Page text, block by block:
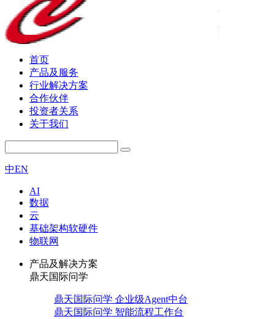
首页
产品及服务
行业解决方案
合作伙伴
投资者关系
关于我们
中EN
AI
数据
云
基础架构软硬件
物联网
产品及解决方案
鼎天国际问学
鼎天国际问学 企业级Agent中台
鼎天国际问学 智能流程工作台